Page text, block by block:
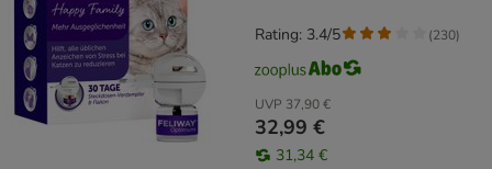
UVP 37,90 €
32,99 €
31,34 €
Rating: 3.4/5 (230)